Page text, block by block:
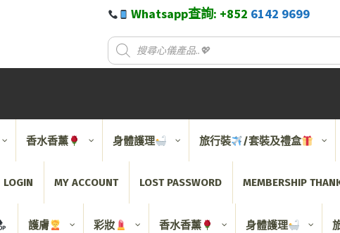
Whatsapp查詢: +852 6142 9699
香水香薰 身體護理 旅行裝 /套裝及禮盒
LOGIN MY ACCOUNT LOST PASSWORD MEMBERSHIP
護膚 彩妝 香水香薰 身體護理